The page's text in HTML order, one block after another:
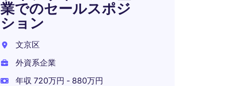
業でのセールスポジ
ション
文京区
外資系企業
年収 720万円 - 880万円